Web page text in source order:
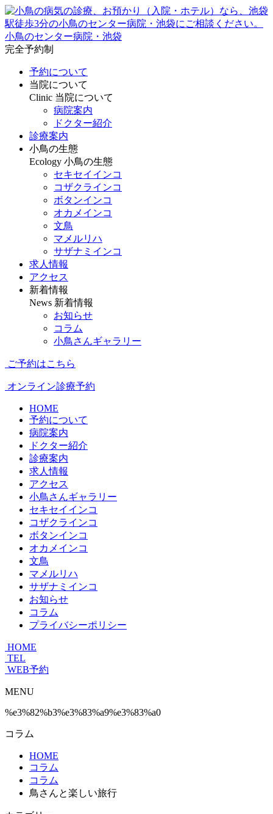
小鳥のセンター病院・池袋
完全予約制
予約について
当院について
Clinic 当院について
病院案内
ドクター紹介
診療案内
小鳥の生態
Ecology 小鳥の生態
セキセイインコ
コザクラインコ
ボタンインコ
オカメインコ
文鳥
マメルリハ
サザナミインコ
求人情報
アクセス
新着情報
News 新着情報
お知らせ
コラム
小鳥さんギャラリー
ご予約はこちら
オンライン診療予約
HOME
予約について
病院案内
ドクター紹介
診療案内
求人情報
アクセス
小鳥さんギャラリー
セキセイインコ
コザクラインコ
ボタンインコ
オカメインコ
文鳥
マメルリハ
サザナミインコ
お知らせ
コラム
プライバシーポリシー
HOME
TEL
WEB予約
MENU
%e3%82%b3%e3%83%a9%e3%83%a0
コラム
HOME
コラム
コラム
鳥さんと楽しい旅行